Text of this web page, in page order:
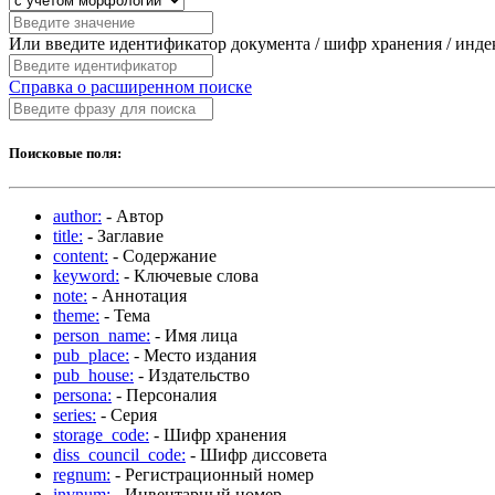
Или введите идентификатор документа / шифр хранения /
Справка о расширенном поиске
Поисковые поля:
author: - Автор
title: - Заглавие
content: - Содержание
keyword: - Ключевые слова
note: - Аннотация
theme: - Тема
person_name: - Имя лица
pub_place: - Место издания
pub_house: - Издательство
persona: - Персоналия
series: - Серия
storage_code: - Шифр хранения
diss_council_code: - Шифр диссовета
regnum: - Регистрационный номер